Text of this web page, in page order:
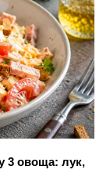
3 овоща: лук,